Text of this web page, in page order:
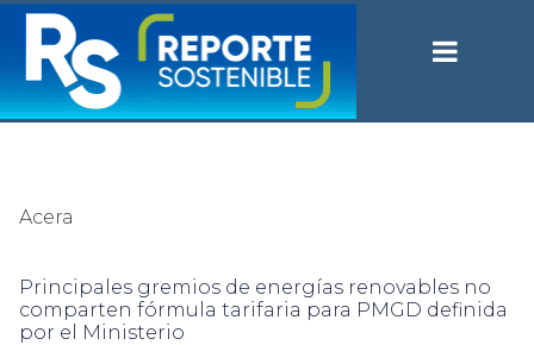
Acera
Principales gremios de energías renovables no
comparten fórmula tarifaria para PMGD definida
por el Ministerio